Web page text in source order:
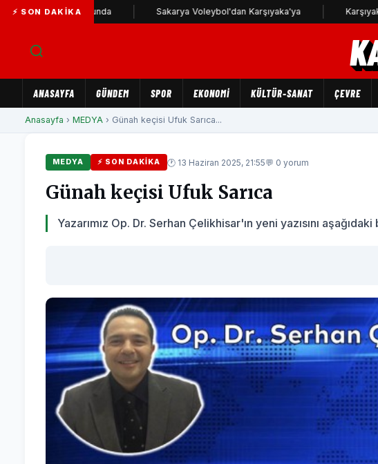
⚡ SON DAKIKA
yolunda Sakarya Voleybol'dan Karşıyaka'ya Karşıyaka
ANASAYFA GÜNDEM SPOR EKONOMİ KÜLTÜR-SANAT ÇEVRE
Anasayfa › MEDYA › Günah keçisi Ufuk Sarıca...
MEDYA ⚡ SON DAKIKA 🕐 13 Haziran 2025, 21:55💬 0 yorum
Günah keçisi Ufuk Sarıca
Yazarımız Op. Dr. Serhan Çelikhisar'ın yeni yazısını